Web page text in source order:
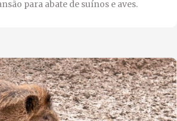
para abate de suínos e aves.